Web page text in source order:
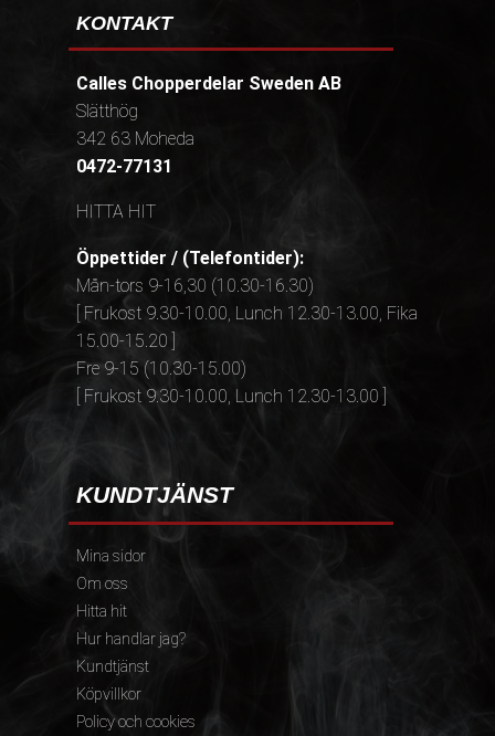
KONTAKT
Calles Chopperdelar Sweden AB
Slätthög
342 63 Moheda
0472-77131
HITTA HIT
Öppettider / (Telefontider):
Mån-tors 9-16,30 (10.30-16.30)
[ Frukost 9.30-10.00, Lunch 12.30-13.00, Fika
15.00-15.20 ]
Fre 9-15 (10.30-15.00)
[ Frukost 9.30-10.00, Lunch 12.30-13.00 ]
KUNDTJÄNST
Mina sidor
Om oss
Hitta hit
Hur handlar jag?
Kundtjänst
Köpvillkor
Policy och cookies